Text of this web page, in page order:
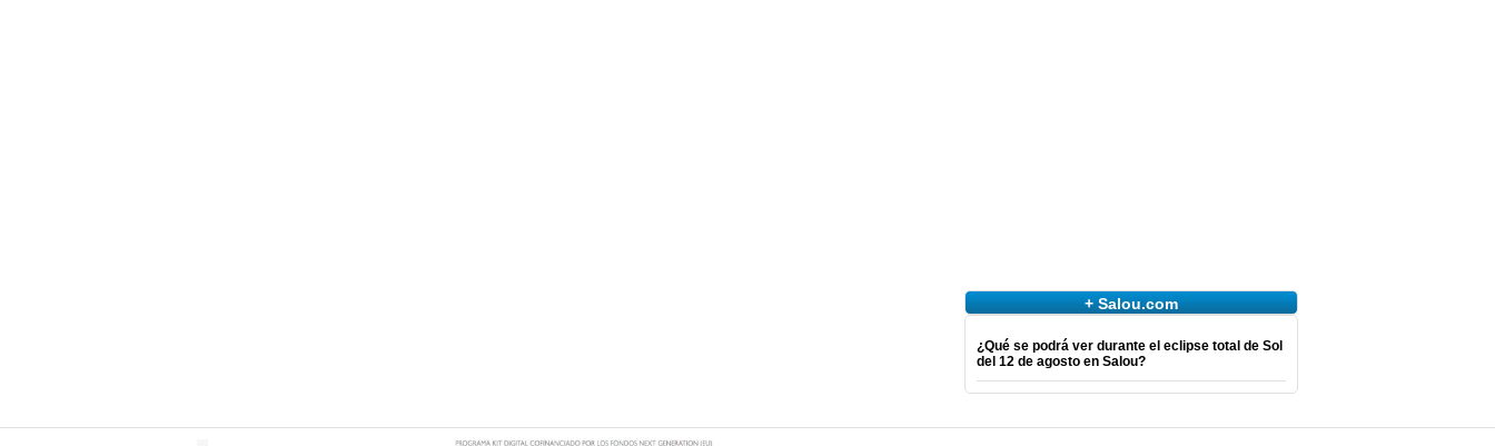
+ Salou.com
¿Qué se podrá ver durante el eclipse total de Sol
del 12 de agosto en Salou?